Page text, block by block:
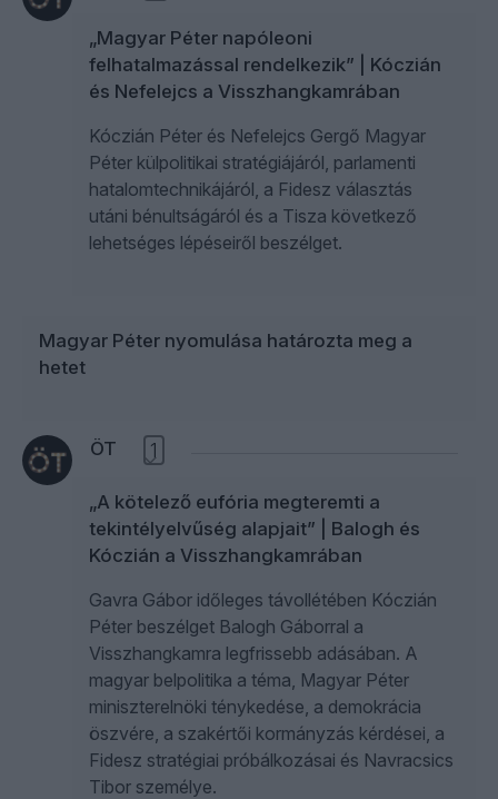
„Magyar Péter napóleoni
felhatalmazással rendelkezik” | Kóczián
és Nefelejcs a Visszhangkamrában
Kóczián Péter és Nefelejcs Gergő Magyar
Péter külpolitikai stratégiájáról, parlamenti
hatalomtechnikájáról, a Fidesz választás
utáni bénultságáról és a Tisza következő
lehetséges lépéseiről beszélget.
Magyar Péter nyomulása határozta meg a
hetet
ÖT 1
„A kötelező eufória megteremti a
tekintélyelvűség alapjait” | Balogh és
Kóczián a Visszhangkamrában
Gavra Gábor időleges távollétében Kóczián
Péter beszélget Balogh Gáborral a
Visszhangkamra legfrissebb adásában. A
magyar belpolitika a téma, Magyar Péter
miniszterelnöki ténykedése, a demokrácia
öszvére, a szakértői kormányzás kérdései, a
Fidesz stratégiai próbálkozásai és Navracsics
Tibor személye.